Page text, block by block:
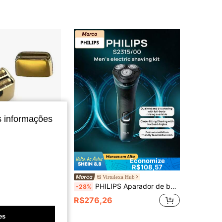
4,80 195 6.3K
4,80 195 6.3K
195 6.3K
Economize
R$108,57
Virtulexa Hub
-28% PHILIPS Aparador de barba S2315/00 com aparador de costeletas, recarregável via USB, para uso masculino, ideal para pele seca e molhada, totalmente lavável, reduz a irritação e é suave para peles sensíveis. Presente perfeito para namorado ou pai, verde escuro.
R$276,26
informações